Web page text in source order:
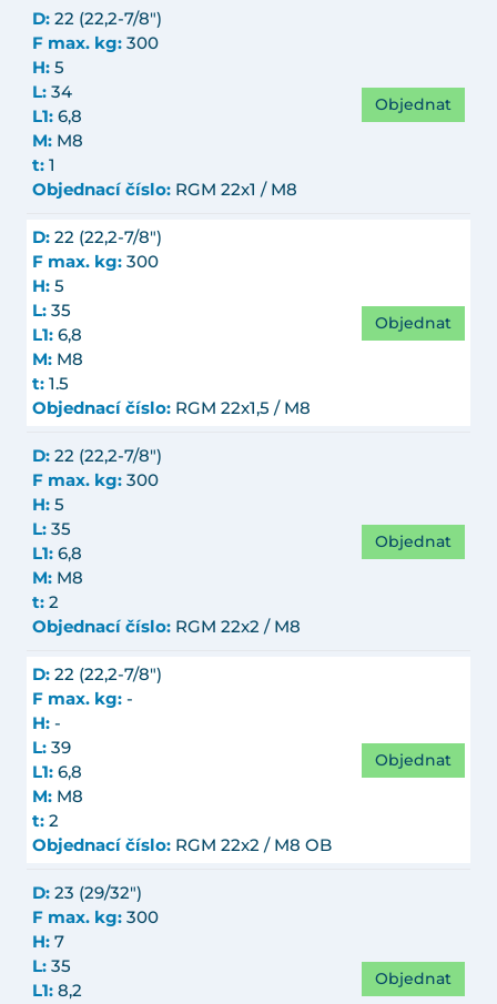
D: 22 (22,2-7/8")
F max. kg: 300
H: 5
L: 34
L1: 6,8
M: M8
t: 1
Objednací číslo: RGM 22x1 / M8
Objednat
D: 22 (22,2-7/8")
F max. kg: 300
H: 5
L: 35
L1: 6,8
M: M8
t: 1.5
Objednací číslo: RGM 22x1,5 / M8
Objednat
D: 22 (22,2-7/8")
F max. kg: 300
H: 5
L: 35
L1: 6,8
M: M8
t: 2
Objednací číslo: RGM 22x2 / M8
Objednat
D: 22 (22,2-7/8")
F max. kg: -
H: -
L: 39
L1: 6,8
M: M8
t: 2
Objednací číslo: RGM 22x2 / M8 OB
Objednat
D: 23 (29/32")
F max. kg: 300
H: 7
L: 35
L1: 8,2
Objednat